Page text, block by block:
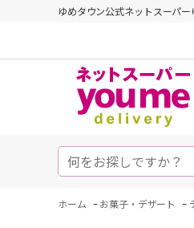
ゆめタウン公式ネットスーパ
ホーム - お菓子・デザート -